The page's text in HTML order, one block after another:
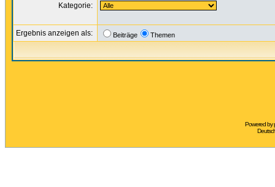
Kategorie:
Ergebnis anzeigen als: Beiträge Themen
Powered by